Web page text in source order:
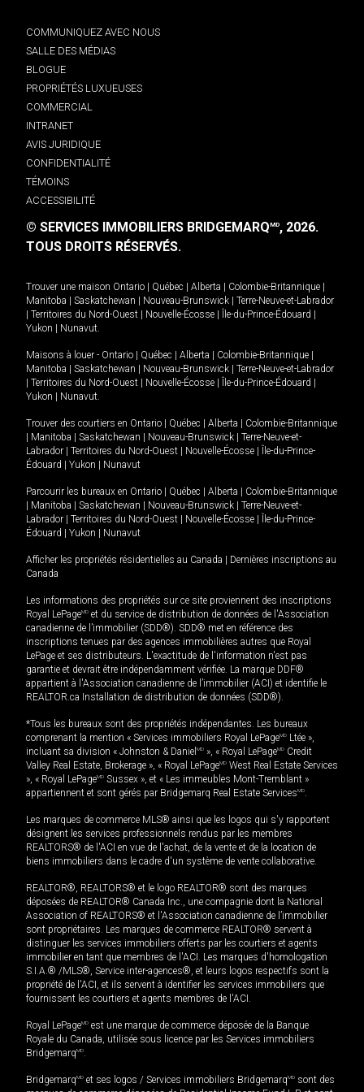
COMMUNIQUEZ AVEC NOUS
SALLE DES MÉDIAS
BLOGUE
PROPRIÉTÉS LUXUEUSES
COMMERCIAL
INTRANET
AVIS JURIDIQUE
CONFIDENTIALITÉ
TÉMOINS
ACCESSIBILITÉ
© SERVICES IMMOBILIERS BRIDGEMARQMD, 2026.
TOUS DROITS RÉSERVÉS.
Trouver une maison Ontario Québec Alberta Colombie-Britannique
Manitoba
Saskatchewan Nouveau-Brunswick
Terre-Neuve-et-Labrador
Territoires du Nord-Ouest Nouvelle-Écosse Île-du-Prince-Édouard
Yukon
Nunavut.
Maisons à louer - Ontario Québec Alberta Colombie-Britannique
Manitoba
Saskatchewan Nouveau-Brunswick
Terre-Neuve-et-Labrador
Territoires du Nord-Ouest Nouvelle-Écosse Île-du-Prince-Édouard
Yukon
Nunavut.
Trouver des courtiers en Ontario Québec Alberta
Colombie-Britannique
Manitoba Saskatchewan Nouveau-Brunswick
Terre-Neuve-et-
Labrador
Territoires du Nord-Ouest Nouvelle-Écosse
Île-du-Prince-
Édouard
Yukon Nunavut
Parcourir les bureaux en Ontario Québec Alberta
Colombie-Britannique
Manitoba Saskatchewan Nouveau-Brunswick
Terre-Neuve-et-
Labrador
Territoires du Nord-Ouest Nouvelle-Écosse
Île-du-Prince-
Édouard
Yukon Nunavut
Afficher les propriétés résidentielles au Canada
Dernières inscriptions au
Canada
Les informations des propriétés sur ce site proviennent des inscriptions
Royal LePageMD et du service de distribution de données de l'Association
canadienne de l’immobilier (SDD®). SDD® met en référence des
inscriptions tenues par des agences immobilières autres que Royal
LePage et ses distributeurs. L'exactitude de l'information n'est pas
garantie et devrait être indépendamment vérifiée. La marque DDF®
appartient à l'Association canadienne de l’immobilier (ACI) et identifie le
REALTOR.ca Installation de distribution de données (SDD®).
*Tous les bureaux sont des propriétés indépendantes. Les bureaux
comprenant la mention « Services immobiliers Royal LePageMD Ltée »,
incluant sa division « Johnston & Daniel MD », « Royal LePageMD Credit
Valley Real Estate, Brokerage », « Royal LePageMD West Real Estate Services
», « Royal LePageMD Sussex », et « Les immeubles Mont-Tremblant »
appartiennent et sont gérés par Bridgemarq Real Estate ServicesMD.
Les marques de commerce MLS® ainsi que les logos qui s'y rapportent
désignent les services professionnels rendus par les membres
REALTORS® de l'ACI en vue de l'achat, de la vente et de la location de
biens immobiliers dans le cadre d'un système de vente collaborative.
REALTOR®, REALTORS® et le logo REALTOR® sont des marques
déposées de REALTOR® Canada Inc., une compagnie dont la National
Association of REALTORS® et l'Association canadienne de l’immobilier
sont propriétaires. Les marques de commerce REALTOR® servent à
distinguer les services immobiliers offerts par les courtiers et agents
immobilier en tant que membres de l'ACI. Les marques d'homologation
S.I.A.® /MLS®, Service inter-agences®, et leurs logos respectifs sont la
propriété de l'ACI, et ils servent à identifier les services immobiliers que
fournissent les courtiers et agents membres de l'ACI.
Royal LePageMD est une marque de commerce déposée de la Banque
Royale du Canada, utilisée sous licence par les Services immobiliers
BridgemarqMD.
BridgemarqMD et ses logos / Services immobiliers BridgemarqMD sont des